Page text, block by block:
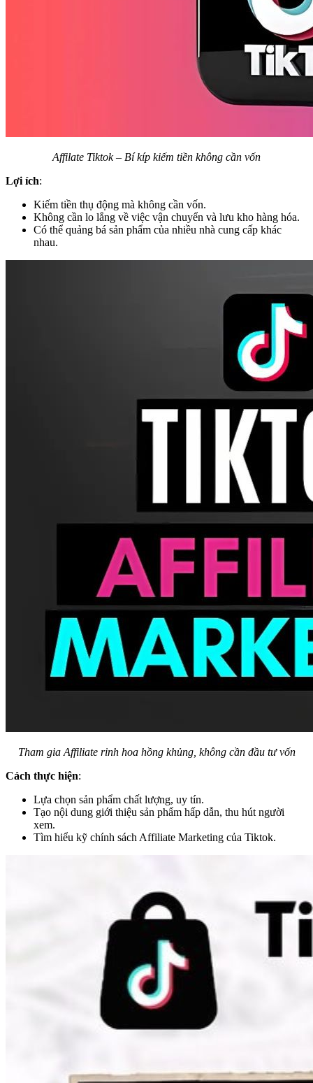
Affilate Tiktok – Bí kíp kiếm tiền không cần vốn
Lợi ích:
Kiếm tiền thụ động mà không cần vốn.
Không cần lo lắng về việc vận chuyển và lưu kho hàng hóa.
Có thể quảng bá sản phẩm của nhiều nhà cung cấp khác
nhau.
Tham gia Affiliate rinh hoa hồng khủng, không cần đầu tư vốn
Cách thực hiện:
Lựa chọn sản phẩm chất lượng, uy tín.
Tạo nội dung giới thiệu sản phẩm hấp dẫn, thu hút người
xem.
Tìm hiểu kỹ chính sách Affiliate Marketing của Tiktok.